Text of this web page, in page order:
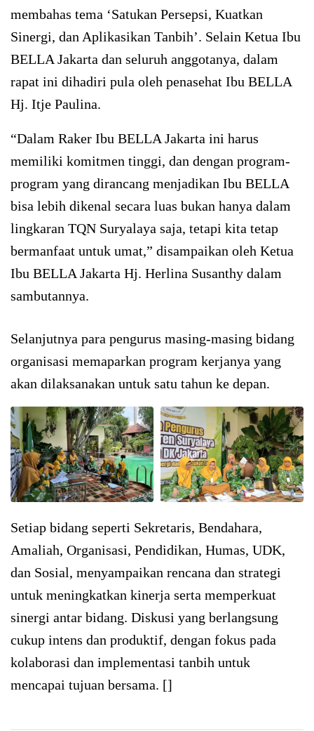
membahas tema ‘Satukan Persepsi, Kuatkan
Sinergi, dan Aplikasikan Tanbih’. Selain Ketua Ibu
BELLA Jakarta dan seluruh anggotanya, dalam
rapat ini dihadiri pula oleh penasehat Ibu BELLA
Hj. Itje Paulina.
“Dalam Raker Ibu BELLA Jakarta ini harus
memiliki komitmen tinggi, dan dengan program-
program yang dirancang menjadikan Ibu BELLA
bisa lebih dikenal secara luas bukan hanya dalam
lingkaran TQN Suryalaya saja, tetapi kita tetap
bermanfaat untuk umat,” disampaikan oleh Ketua
Ibu BELLA Jakarta Hj. Herlina Susanthy dalam
sambutannya.
Selanjutnya para pengurus masing-masing bidang
organisasi memaparkan program kerjanya yang
akan dilaksanakan untuk satu tahun ke depan.
Setiap bidang seperti Sekretaris, Bendahara,
Amaliah, Organisasi, Pendidikan, Humas, UDK,
dan Sosial, menyampaikan rencana dan strategi
untuk meningkatkan kinerja serta memperkuat
sinergi antar bidang. Diskusi yang berlangsung
cukup intens dan produktif, dengan fokus pada
kolaborasi dan implementasi tanbih untuk
mencapai tujuan bersama. []